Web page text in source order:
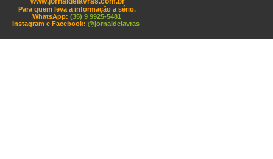
Para quem leva a informação a sério.
WhatsApp: (35) 9 9925-5481
Instagram e Facebook: @jornaldelavras